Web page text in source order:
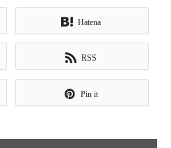
Hatena
RSS
Pin it